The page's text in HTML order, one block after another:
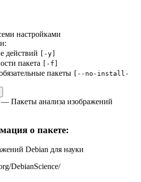
настройками
действий
[-y]
пакета [-f]
пакеты
[--no-install-
о пакете:
Debian для науки
DebianScience/